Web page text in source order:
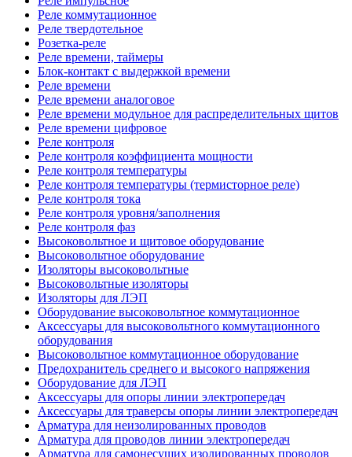
Реле коммутационное
Реле твердотельное
Розетка-реле
Реле времени, таймеры
Блок-контакт с выдержкой времени
Реле времени
Реле времени аналоговое
Реле времени модульное для распределительных щитов
Реле времени цифровое
Реле контроля
Реле контроля коэффициента мощности
Реле контроля температуры
Реле контроля температуры (термисторное реле)
Реле контроля тока
Реле контроля уровня/заполнения
Реле контроля фаз
Высоковольтное и щитовое оборудование
Высоковольтное оборудование
Изоляторы высоковольтные
Высоковольтные изоляторы
Изоляторы для ЛЭП
Оборудование высоковольтное коммутационное
Аксессуары для высоковольтного коммутационного
оборудования
Высоковольтное коммутационное оборудование
Предохранитель среднего и высокого напряжения
Оборудование для ЛЭП
Аксессуары для опоры линии электропередач
Аксессуары для траверсы опоры линии электропередач
Арматура для неизолированных проводов
Арматура для проводов линии электропередач
Арматура для самонесущих изолированных проводов